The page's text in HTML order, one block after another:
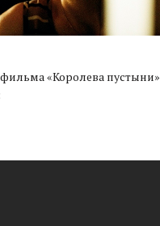
«Королева пустыни»